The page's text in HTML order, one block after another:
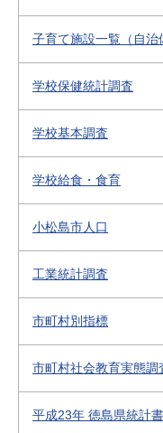
子育て施設一覧（自治
学校保健統計調査
学校基本調査
学校給食・食育
小松島市人口
工業統計調査
市町村別指標
市町村社会教育実態調
平成23年 徳島県統計書